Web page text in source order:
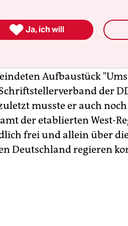
den Rang des
frühen
Aufbaustück
der
musste er auch noch
der etablierten West-
frei und allein über
Deutschland regieren
 Ja, ich will